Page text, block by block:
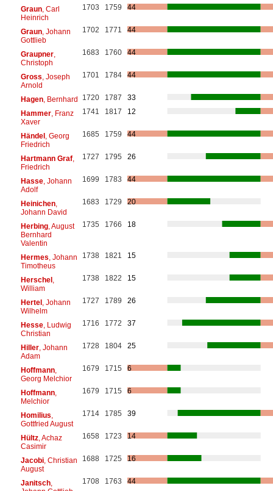
Graun, Carl
Heinrich
1703 1759 44
Graun, Johann
Gottlieb
1702 1771 44
Graupner,
Christoph
1683 1760 44
Gross , Joseph
Arnold
1701 1784 44
Hagen, Bernhard 1720 1787
33
Hammer, Franz
Xaver
1741 1817 12
Händel, Georg
Friedrich
1685 1759 44
Hartmann Graf,
Friedrich
1727 1795 26
Hasse, Johann
Adolf
1699 1783 44
Heinichen,
Johann David
1683 1729 20
Herbing, August
Bernhard
Valentin
1735 1766 18
Hermes , Johann
Timotheus
1738 1821 15
Herschel,
William
1738 1822 15
Hertel, Johann
Wilhelm
1727 1789 26
Hesse, Ludwig
Christian
1716 1772 37
Hiller, Johann
Adam
1728 1804 25
Hoffmann,
Georg Melchior
1679 1715 6
Hoffmann,
Melchior
1679 1715 6
Homilius
Gottfried August
1714 1785 39
Hültz, Achaz
Casimir
1658 1723 14
Jacobi, Christian
August
1688 1725 16
Janitsch,
1708 1763 44